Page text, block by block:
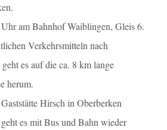
am Bahnhof Waiblingen, Gleis 6.
Verkehrsmitteln nach
es auf die ca. 8 km lange
herum.
Hirsch in Oberberken
es mit Bus und Bahn wieder